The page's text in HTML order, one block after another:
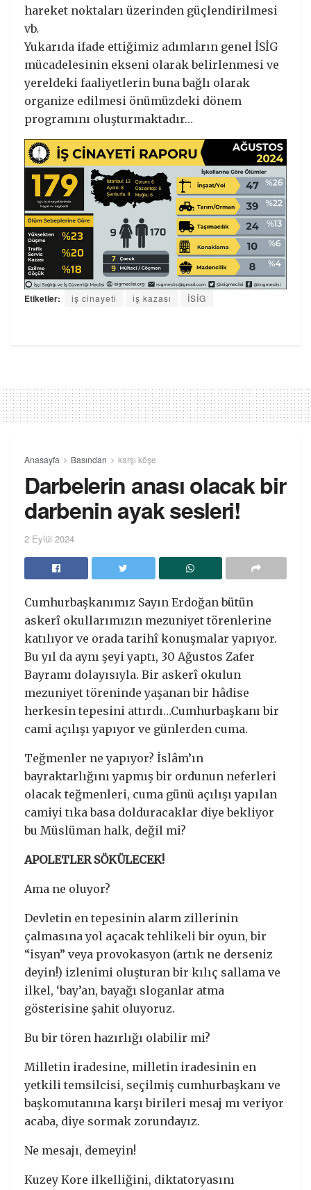
hareket noktaları üzerinden güçlendirilmesi
vb.
Yukarıda ifade ettiğimiz adımların genel İSİG
mücadelesinin ekseni olarak belirlenmesi ve
yereldeki faaliyetlerin buna bağlı olarak
organize edilmesi önümüzdeki dönem
programını oluşturmaktadır…
Etiketler: iş cinayeti iş kazası İSİG
Anasayfa Basından karşı köşe
Darbelerin anası olacak bir
darbenin ayak sesleri!
2 Eylül 2024
Cumhurbaşkanımız Sayın Erdoğan bütün
askerî okullarımızın mezuniyet törenlerine
katılıyor ve orada tarihî konuşmalar yapıyor.
Bu yıl da aynı şeyi yaptı, 30 Ağustos Zafer
Bayramı dolayısıyla. Bir askerî okulun
mezuniyet töreninde yaşanan bir hâdise
herkesin tepesini attırdı…Cumhurbaşkanı bir
cami açılışı yapıyor ve günlerden cuma.
Teğmenler ne yapıyor? İslâm’ın
bayraktarlığını yapmış bir ordunun neferleri
olacak teğmenleri, cuma günü açılışı yapılan
camiyi tıka basa dolduracaklar diye bekliyor
bu Müslüman halk, değil mi?
APOLETLER SÖKÜLECEK!
Ama ne oluyor?
Devletin en tepesinin alarm zillerinin
çalmasına yol açacak tehlikeli bir oyun, bir
“isyan” veya provokasyon (artık ne derseniz
deyin!) izlenimi oluşturan bir kılıç sallama ve
ilkel, ‘bay’an, bayağı sloganlar atma
gösterisine şahit oluyoruz.
Bu bir tören hazırlığı olabilir mi?
Milletin iradesine, milletin iradesinin en
yetkili temsilcisi, seçilmiş cumhurbaşkanı ve
başkomutanına karşı birileri mesaj mı veriyor
acaba, diye sormak zorundayız.
Ne mesajı, demeyin!
Kuzey Kore ilkelliğini, diktatoryasını